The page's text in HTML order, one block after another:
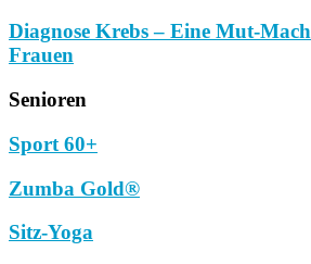
Diagnose Krebs – Eine Mut-
Frauen
Senioren
Sport 60+
Zumba Gold®
Sitz-Yoga